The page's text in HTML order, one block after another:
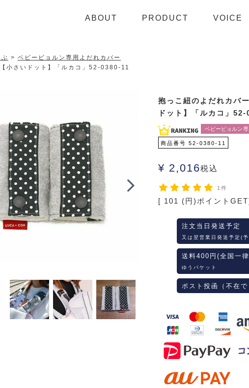
ABOUT PRODUCT VOICE
ベビービョルン専用よだれカバー
小さいドット】「ルカコ」52-0380-11
抱っこ紐のよだれカバ
ドット】「ルカコ」
ベビービョルン
商品番号 52-0380-11
¥ 2,016税込
1件
[ 101 (円)ポイント
注文当日発送予定
又は翌営業日発送予定(
送料400円(全国一
ゆうパケット
ポスト投函（不在で